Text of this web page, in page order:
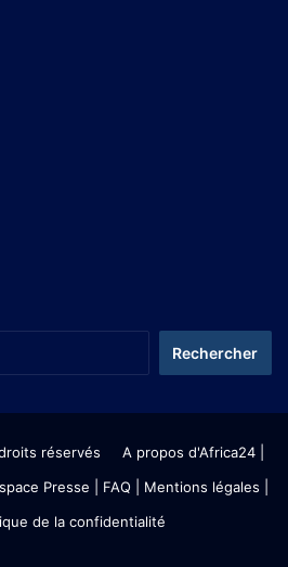
droits réservés A propos d'Africa24|
Presse | FAQ | Mentions légales
de la confidentialité